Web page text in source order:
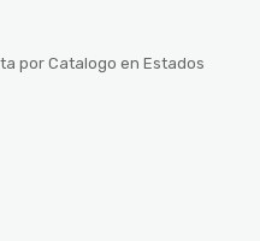
por Catalogo en Estados